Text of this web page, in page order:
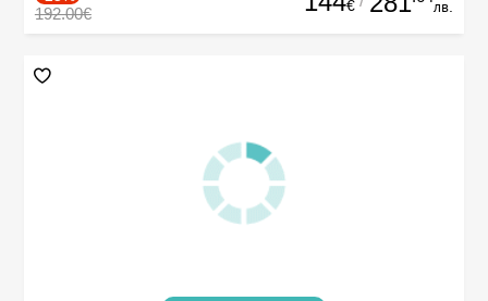
192.00€ € лв.